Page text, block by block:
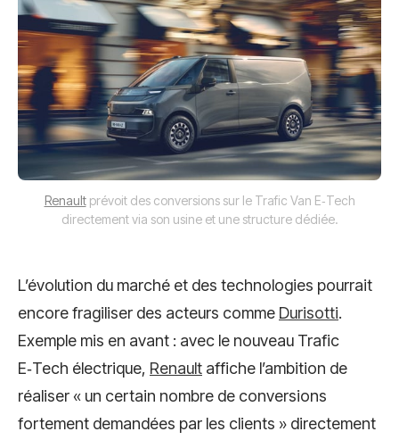
Renaultprévoit des conversions sur le Trafic Van E‑Tech
directement via son usine et une structure dédiée.
L’évolution du marché et des technologies pourrait
encore fragiliser des acteurs comme Durisotti.
Exemple mis en avant : avec le nouveau Trafic
E‑Tech électrique, Renault affiche l’ambition de
réaliser « un certain nombre de conversions
fortement demandées par les clients » directement